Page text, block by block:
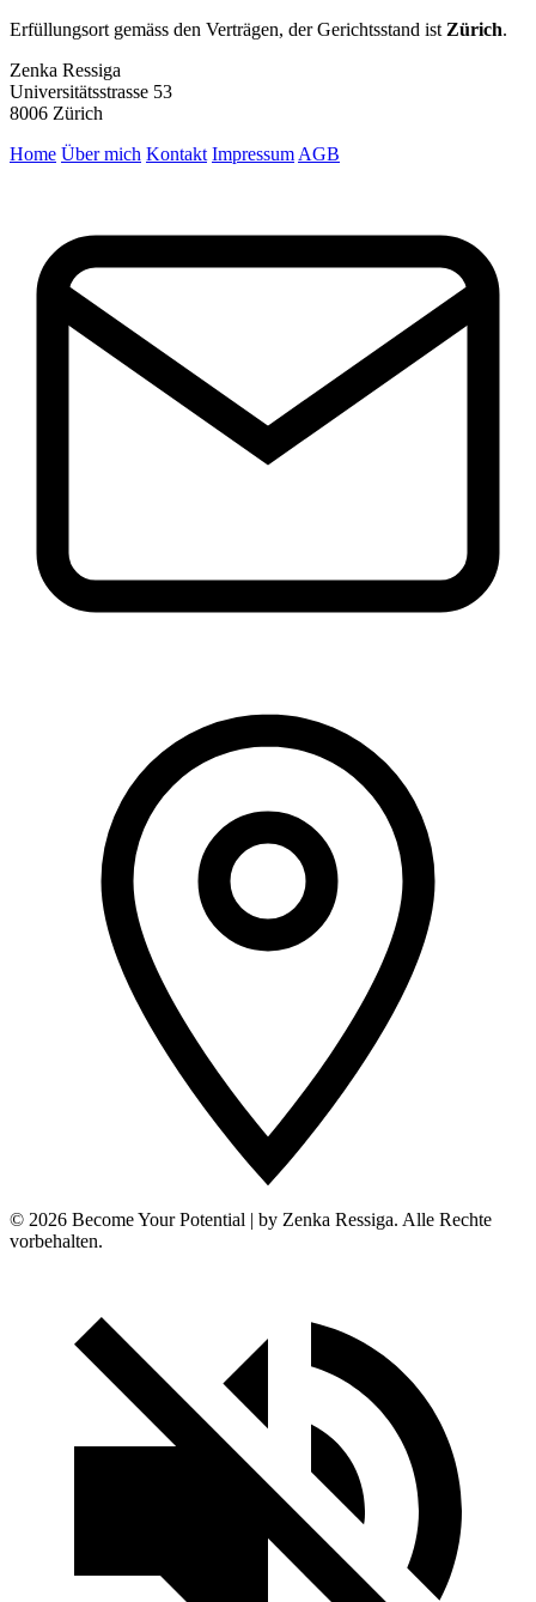
Erfüllungsort gemäss den Verträgen, der Gerichtsstand ist Zürich.
Zenka Ressiga
Universitätsstrasse 53
8006 Zürich
Home Über mich Kontakt Impressum AGB
© 2026 Become Your Potential | by Zenka Ressiga. Alle Rechte
vorbehalten.